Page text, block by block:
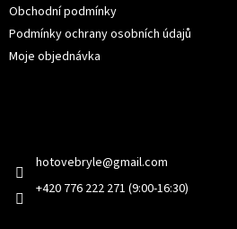
Obchodní podmínky
Podmínky ochrany osobních údajů
Moje objednávka
hotovebryle@gmail.com
+420 776 222 271 (9:00-16:30)